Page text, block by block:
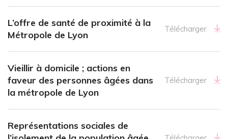
L’offre de santé de proximité à la
Métropole de Lyon
Télécharger
Vieillir à domicile ; actions en
faveur des personnes âgées dans
la métropole de Lyon
Télécharger
Représentations sociales de